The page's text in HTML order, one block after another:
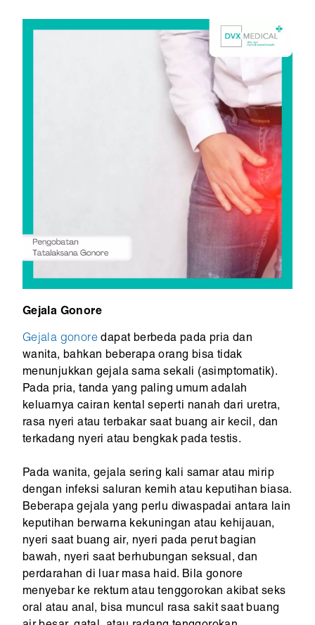
Gejala Gonore
Gejala gonore dapat berbeda pada pria dan
wanita, bahkan beberapa orang bisa tidak
menunjukkan gejala sama sekali (asimptomatik).
Pada pria, tanda yang paling umum adalah
keluarnya cairan kental seperti nanah dari uretra,
rasa nyeri atau terbakar saat buang air kecil, dan
terkadang nyeri atau bengkak pada testis.
Pada wanita, gejala sering kali samar atau mirip
dengan infeksi saluran kemih atau keputihan biasa.
Beberapa gejala yang perlu diwaspadai antara lain
keputihan berwarna kekuningan atau kehijauan,
nyeri saat buang air, nyeri pada perut bagian
bawah, nyeri saat berhubungan seksual, dan
perdarahan di luar masa haid. Bila gonore
menyebar ke rektum atau tenggorokan akibat seks
oral atau anal, bisa muncul rasa sakit saat buang